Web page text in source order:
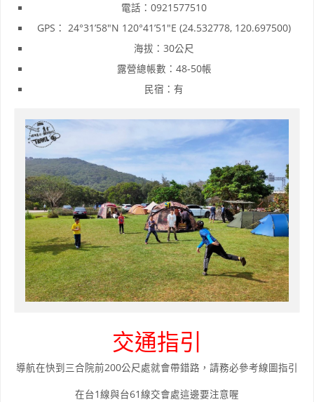
電話：0921577510
GPS： 24°31’58″N 120°41’51″E (24.532778, 120.697500)
海拔：30公尺
露營總帳數：48-50帳
民宿：有
交通指引
導航在快到三合院前200公尺處就會帶錯路，請務必參考線圖指引
在台1線與台61線交會處這邊要注意喔